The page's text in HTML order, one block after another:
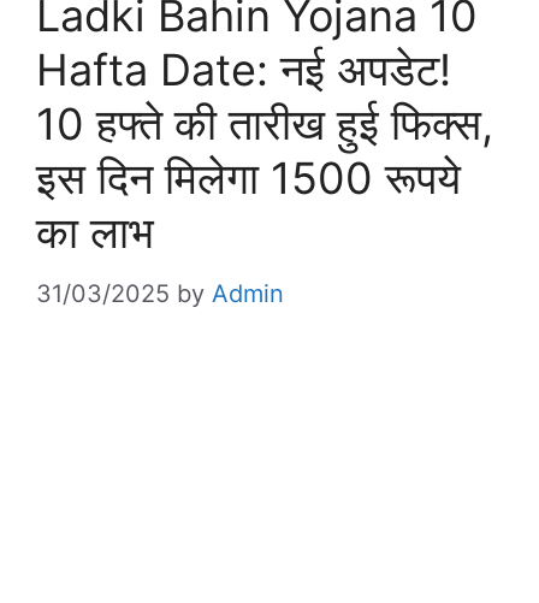
Ladki Bahin Yojana 10
Hafta Date: नई अपडेट!
10 हफ्ते की तारीख हुई फिक्स,
इस दिन मिलेगा 1500 रूपये
का लाभ
31/03/2025 by Admin